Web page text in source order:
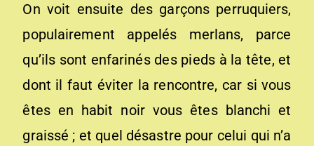
On voit ensuite des garçons perruquiers,
populairement appelés merlans, parce
qu’ils sont enfarinés des pieds à la tête, et
dont il faut éviter la rencontre, car si vous
êtes en habit noir vous êtes blanchi et
graissé ; et quel désastre pour celui qui n’a